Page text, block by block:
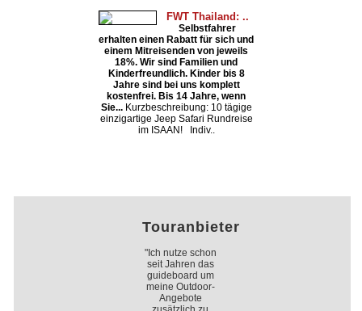
FWT Thailand: ..
Selbstfahrer
erhalten einen Rabatt für sich und
einem Mitreisenden von jeweils
18%. Wir sind Familien und
Kinderfreundlich. Kinder bis 8
Jahre sind bei uns komplett
kostenfrei. Bis 14 Jahre, wenn
Sie...Kurzbeschreibung: 10 tägige
einzigartige Jeep Safari Rundreise
im ISAAN! Indiv..
Touranbieter
"Ich nutze schon
seit Jahren das
guideboard um
meine Outdoor-
Angebote